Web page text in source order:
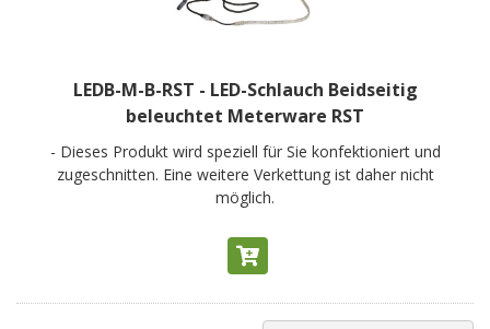
LEDB-M-B-RST - LED-Schlauch Beidseitig
beleuchtet Meterware RST
- Dieses Produkt wird speziell für Sie konfektioniert und
zugeschnitten. Eine weitere Verkettung ist daher nicht
möglich.